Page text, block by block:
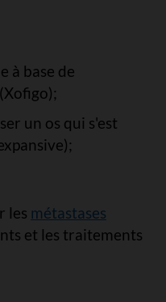
à base de
un os qui s'est
les métastases
et les traitements